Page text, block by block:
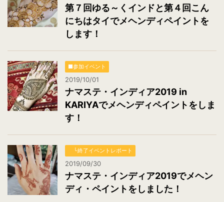
第７回ゆる～くインドと第４回こん
にちはタイでメヘンディペイントを
します！
■参加イベント
2019/10/01
ナマステ・インディア2019 in
KARIYAでメヘンディペイントをしま
す！
└終了イベントレポート
2019/09/30
ナマステ・インディア2019でメヘン
ディ・ペイントをしました！